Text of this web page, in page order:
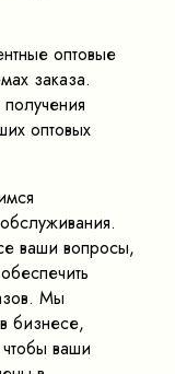
оптовые
заказа.
оптовых
ваши вопросы,
Мы
бизнесе,
ваши